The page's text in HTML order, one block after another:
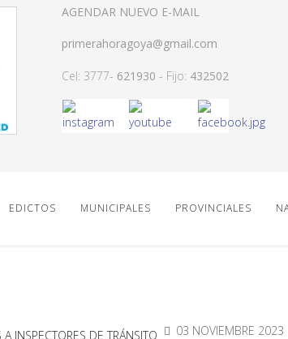
AGENDAR NUEVO E-MAIL
primerahoragoya@gmail.com
Cel: 3777- 621930 - Fijo: 432502
EDICTOS MUNICIPALES PROVINCIALES
03 NOVIEMBRE 2023